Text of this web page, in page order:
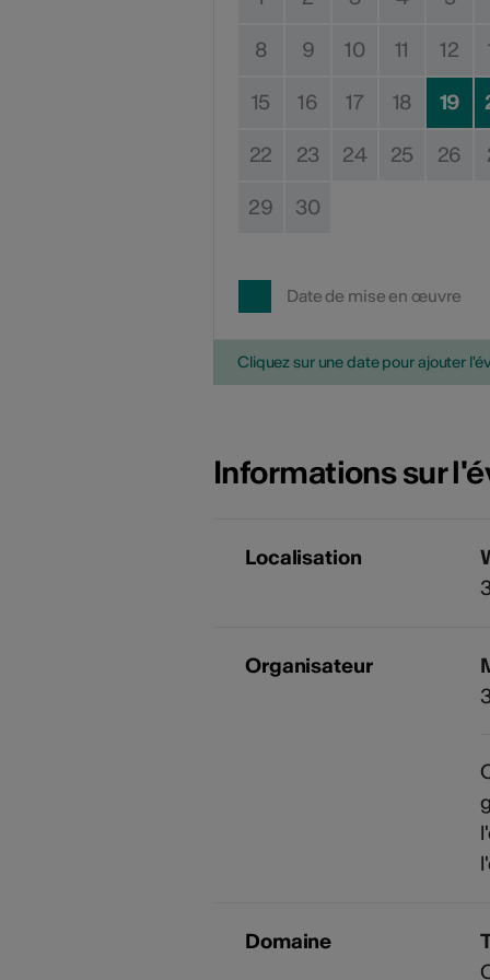
8 9 10 11 12
15 16 17 18 19
22 23 24 25 26
29 30
Date de mise en œuvre
Cliquez sur une date pour ajouter
Informations sur
Localisation
Organisateur
Domaine